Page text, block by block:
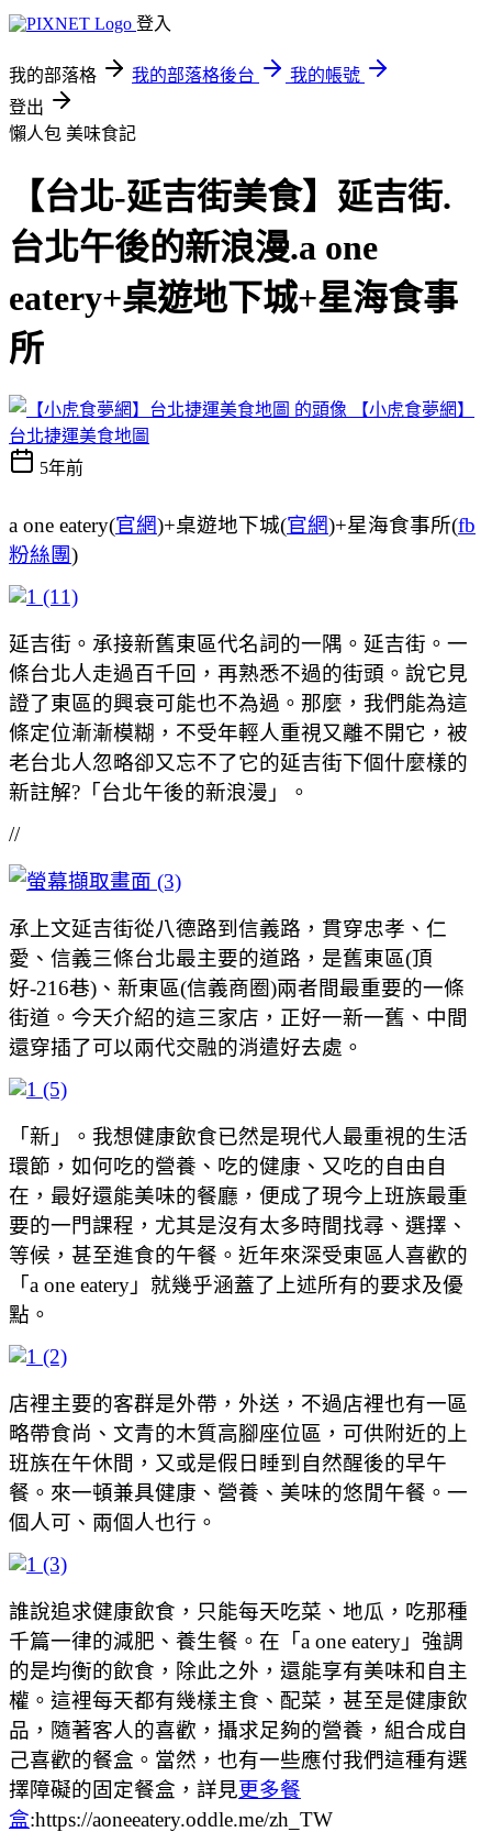
登入
我的部落格 我的部落格後台
我的帳號
登出
懶人包 美味食記
【台北-延吉街美食】延吉街.
台北午後的新浪漫.a one
eatery+桌遊地下城+星海食事
所
【小虎食夢網】
台北捷運美食地圖
5年前
a one eatery(官網)+桌遊地下城(官網)+星海食事所(fb
粉絲團)
延吉街。承接新舊東區代名詞的一隅。延吉街。一
條台北人走過百千回，再熟悉不過的街頭。說它見
證了東區的興衰可能也不為過。那麼，我們能為這
條定位漸漸模糊，不受年輕人重視又離不開它，被
老台北人忽略卻又忘不了它的延吉街下個什麼樣的
新註解?「台北午後的新浪漫」。
//
承上文延吉街從八德路到信義路，貫穿忠孝、仁
愛、信義三條台北最主要的道路，是舊東區(頂
好-216巷)、新東區(信義商圈)兩者間最重要的一條
街道。今天介紹的這三家店，正好一新一舊、中間
還穿插了可以兩代交融的消遣好去處。
「新」。我想健康飲食已然是現代人最重視的生活
環節，如何吃的營養、吃的健康、又吃的自由自
在，最好還能美味的餐廳，便成了現今上班族最重
要的一門課程，尤其是沒有太多時間找尋、選擇、
等候，甚至進食的午餐。近年來深受東區人喜歡的
「a one eatery」就幾乎涵蓋了上述所有的要求及優
點。
店裡主要的客群是外帶，外送，不過店裡也有一區
略帶食尚、文青的木質高腳座位區，可供附近的上
班族在午休間，又或是假日睡到自然醒後的早午
餐。來一頓兼具健康、營養、美味的悠閒午餐。一
個人可、兩個人也行。
誰說追求健康飲食，只能每天吃菜、地瓜，吃那種
千篇一律的減肥、養生餐。在「a one eatery」強調
的是均衡的飲食，除此之外，還能享有美味和自主
權。這裡每天都有幾樣主食、配菜，甚至是健康飲
品，隨著客人的喜歡，攝求足夠的營養，組合成自
己喜歡的餐盒。當然，也有一些應付我們這種有選
擇障礙的固定餐盒，詳見更多餐
盒:https://aoneeatery.oddle.me/zh_TW